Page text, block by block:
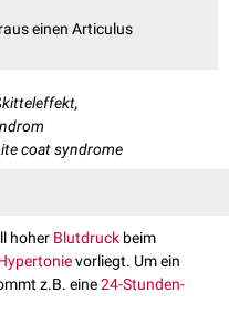
einen Articulus
coat syndrome
hoher Blutdruck beim
vorliegt. Um ein
z.B. eine24-Stunden-